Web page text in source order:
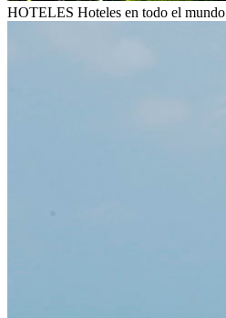
HOTELES Hoteles en todo el mundo